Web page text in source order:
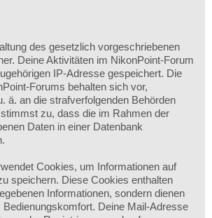
des gesetzlich vorgeschriebenen
Deine Aktivitäten im NikonPoint-Forum
IP-Adresse gespeichert. Die
Forums behalten sich vor,
ä. an die strafverfolgenden Behörden
zu, dass die im Rahmen der
Daten in einer Datenbank
Cookies, um Informationen auf
speichern. Diese Cookies enthalten
Informationen, sondern dienen
Deine Mail-Adresse